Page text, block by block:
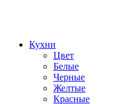
Кухни
Цвет
Белые
Черные
Желтые
Красные